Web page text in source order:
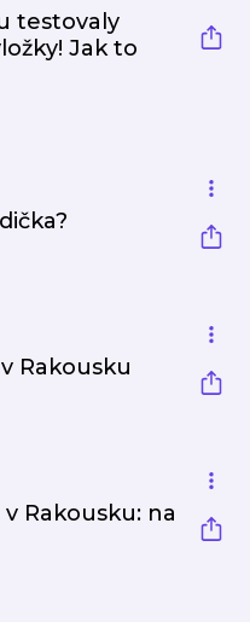
testovaly
Jak to
Rakousku
Rakousku: na